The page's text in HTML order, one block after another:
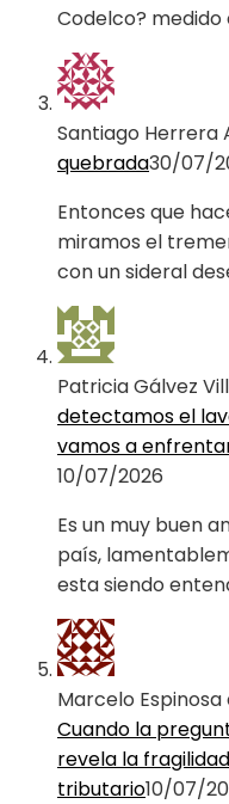
Codelco?
Santiago Herrera
quebrada30/07/
Entonces que
miramos el
con un sideral
Patricia Gálvez
detectamos el
vamos a
10/07/2026
Es un muy buen
país,
esta siendo
Marcelo Espinosa
Cuando la
revela la
tributario10/07/